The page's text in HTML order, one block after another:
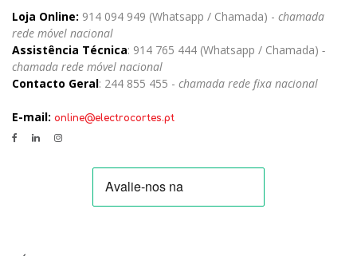
Loja Online: 914 094 949 (Whatsapp / Chamada) - chamada
rede móvel nacional
Assistência Técnica: 914 765 444 (Whatsapp / Chamada) -
chamada rede móvel nacional
Contacto Geral: 244 855 455 - chamada rede fixa nacional
E-mail: online@electrocortes.pt